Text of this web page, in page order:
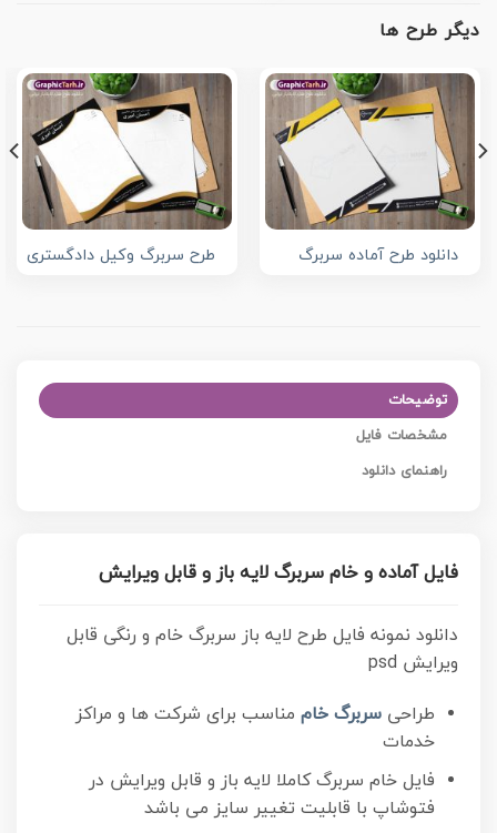
دیگر طرح ها
دانلود طرح آماده سربرگ طرح سربرگ وکیل دادگستری
توضیحات
مشخصات فایل
راهنمای دانلود
فایل آماده و خام سربرگ لایه باز و قابل ویرایش
دانلود نمونه فایل طرح لایه باز سربرگ خام و رنگی قابل
ویرایش psd
طراحی سربرگ خاممناسب برای شرکت ها و مراکز
خدمات
فایل خام سربرگ کاملا لایه باز و قابل ویرایش در
فتوشاپ با قابلیت تغییر سایز می باشد